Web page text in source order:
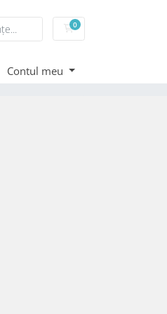
0Coș de cumpărături
Contul meu